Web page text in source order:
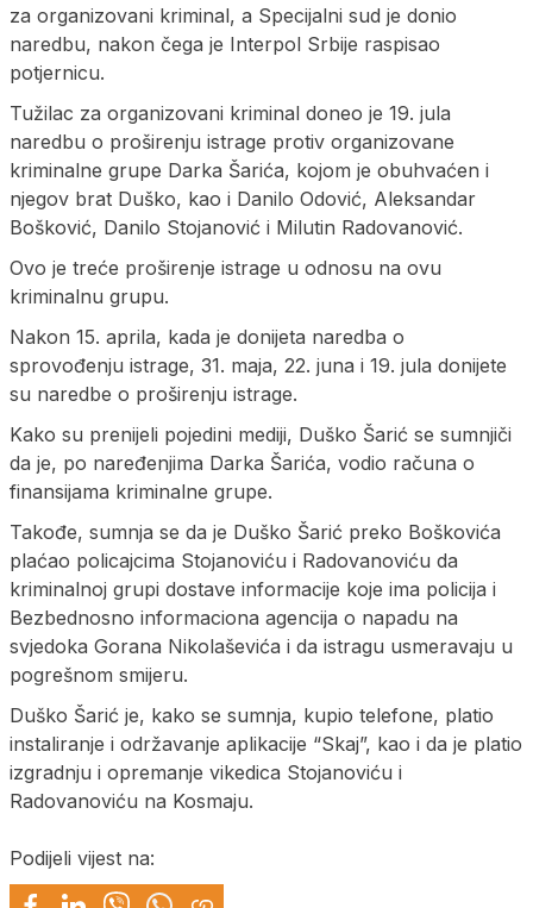
za organizovani kriminal, a Specijalni sud je donio
naredbu, nakon čega je Interpol Srbije raspisao
potjernicu.
Tužilac za organizovani kriminal doneo je 19. jula
naredbu o proširenju istrage protiv organizovane
kriminalne grupe Darka Šarića, kojom je obuhvaćen i
njegov brat Duško, kao i Danilo Odović, Aleksandar
Bošković, Danilo Stojanović i Milutin Radovanović.
Ovo je treće proširenje istrage u odnosu na ovu
kriminalnu grupu.
Nakon 15. aprila, kada je donijeta naredba o
sprovođenju istrage, 31. maja, 22. juna i 19. jula donijete
su naredbe o proširenju istrage.
Kako su prenijeli pojedini mediji, Duško Šarić se sumnjiči
da je, po naređenjima Darka Šarića, vodio računa o
finansijama kriminalne grupe.
Takođe, sumnja se da je Duško Šarić preko Boškovića
plaćao policajcima Stojanoviću i Radovanoviću da
kriminalnoj grupi dostave informacije koje ima policija i
Bezbednosno informaciona agencija o napadu na
svjedoka Gorana Nikolaševića i da istragu usmeravaju u
pogrešnom smijeru.
Duško Šarić je, kako se sumnja, kupio telefone, platio
instaliranje i održavanje aplikacije “Skaj”, kao i da je platio
izgradnju i opremanje vikedica Stojanoviću i
Radovanoviću na Kosmaju.
Podijeli vijest na: